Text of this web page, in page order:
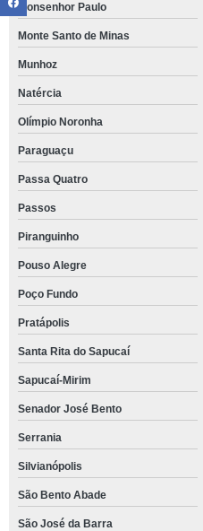
Monsenhor Paulo
Monte Santo de Minas
Munhoz
Natércia
Olímpio Noronha
Paraguaçu
Passa Quatro
Passos
Piranguinho
Pouso Alegre
Poço Fundo
Pratápolis
Santa Rita do Sapucaí
Sapucaí-Mirim
Senador José Bento
Serrania
Silvianópolis
São Bento Abade
São José da Barra